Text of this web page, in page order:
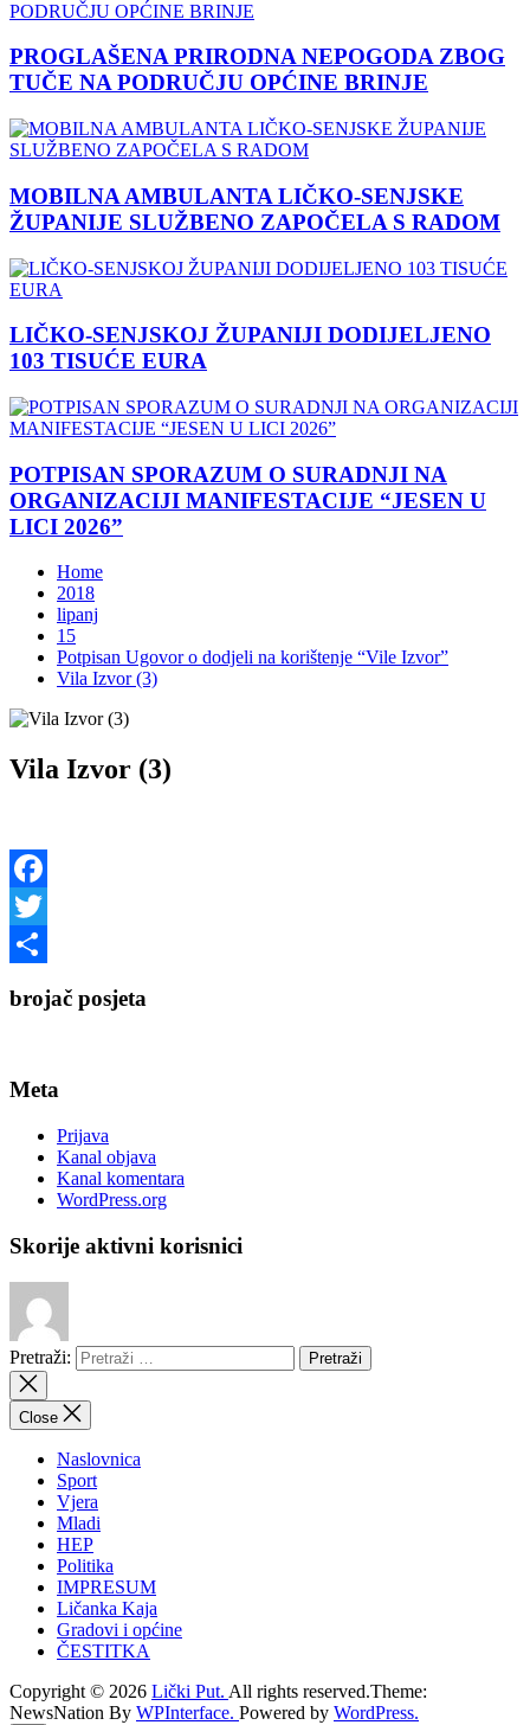
PROGLAŠENA PRIRODNA NEPOGODA ZBOG
TUČE NA PODRUČJU OPĆINE BRINJE
MOBILNA AMBULANTA LIČKO-SENJSKE
ŽUPANIJE SLUŽBENO ZAPOČELA S RADOM
LIČKO-SENJSKOJ ŽUPANIJI DODIJELJENO
103 TISUĆE EURA
POTPISAN SPORAZUM O SURADNJI NA
ORGANIZACIJI MANIFESTACIJE “JESEN U
LICI 2026”
Home
2018
lipanj
15
Potpisan Ugovor o dodjeli na korištenje “Vile Izvor”
Vila Izvor (3)
Vila Izvor (3)
Facebook
Twitter
brojač posjeta
Meta
Prijava
Kanal objava
Kanal komentara
WordPress.org
Skorije aktivni korisnici
Pretraži:
Close
Naslovnica
Sport
Vjera
Mladi
HEP
Politika
IMPRESUM
Ličanka Kaja
Gradovi i općine
ČESTITKA
Copyright © 2026 Lički Put. All rights reserved.Theme:
NewsNation By WPInterface. Powered by WordPress.